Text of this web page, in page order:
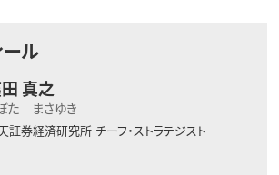
ル
真之
た まさゆき
証券経済研究所 チーフ・ストラテジスト